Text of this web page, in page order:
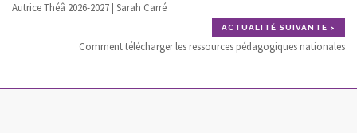
Autrice Théâ 2026-2027 | Sarah Carré
ACTUALITÉ SUIVANTE >
Comment télécharger les ressources pédagogiques nationales